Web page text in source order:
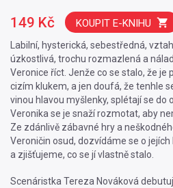
Labilní, hysterická, sebestředná,
úzkostlivá, trochu rozmazlená a
Veronice říct. Jenže co se stalo, že je
cizím klukem, a jen doufá, že tenhle
vinou hlavou myšlenky, splétají se do
Veronika se je snaží rozmotat, aby
Ze zdánlivě zábavné hry a
Veroničin osud, dozvídáme se o
a zjišťujeme, co se jí vlastně stalo.
Scenáristka Tereza Nováková
149 Kč KOUPIT E-KNIHU